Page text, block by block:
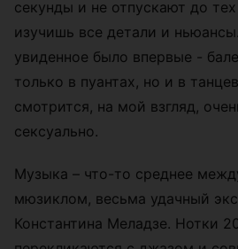
секунды и не отпускают до
изучишь все детали и
увиденное было впервые -
только в пуантах, но и в
смотрится, на мой взгляд,
сексуально.
Музыка – что-то среднее
мюзиклом, весьма удачный
Константина Меладзе. Нотки